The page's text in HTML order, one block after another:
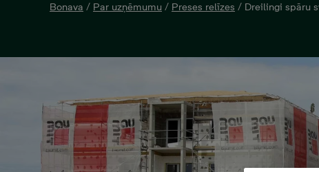
Bonava / Par uzņēmumu / Preses relīzes / Dreilingi spāru